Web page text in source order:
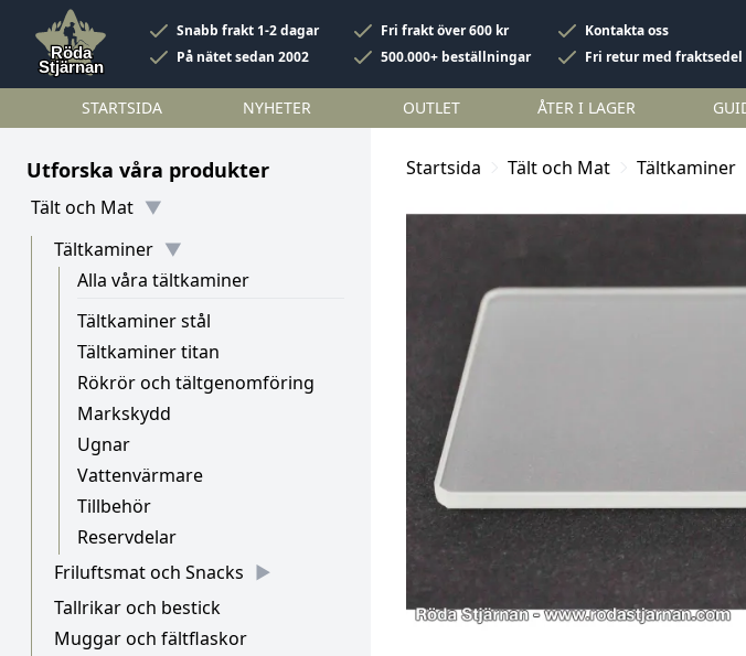
Snabb frakt 1-2 dagar Fri frakt över 600 kr
Kontakta oss
På nätet sedan 2002
500.000+ beställningar Fri retur med fraktsedel
STARTSIDA NYHETER OUTLET ÅTER I LAGER
Utforska våra produkter
Tält och Mat
Tältkaminer
Alla våra tältkaminer
Tältkaminer stål
Tältkaminer titan
Rökrör och tältgenomföring
Markskydd
Ugnar
Vattenvärmare
Tillbehör
Reservdelar
Friluftsmat och Snacks
Tallrikar och bestick
Muggar och fältflaskor
Startsida Tält och Mat Tältkaminer